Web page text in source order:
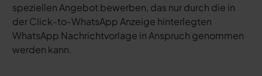
speziellen Angebot bewerben, das nur durch die in
der Click-to-WhatsApp Anzeige hinterlegten
WhatsApp Nachrichtvorlage in Anspruch genommen
werden kann.